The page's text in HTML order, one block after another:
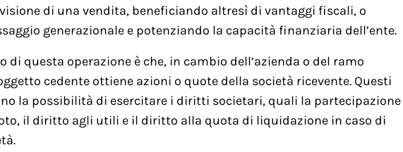
di una vendita, beneficiando altresì di vantaggi fiscali, o
generazionale e potenziando la capacità finanziaria dell’ente.
questa operazione è che, in cambio dell’azienda o del ramo
cedente ottiene azioni o quote della società ricevente. Questi
la possibilità di esercitare i diritti societari, quali la partecipazione
il diritto agli utili e il diritto alla quota di liquidazione in caso di